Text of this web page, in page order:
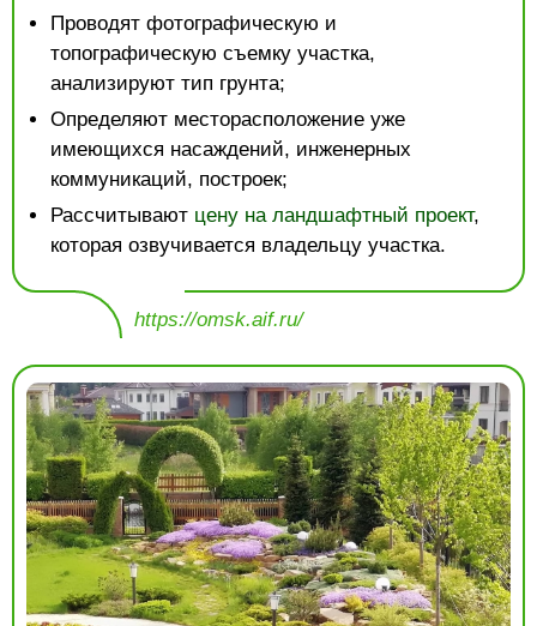
Проводят фотографическую и
топографическую съемку участка,
анализируют тип грунта;
Определяют месторасположение уже
имеющихся насаждений, инженерных
коммуникаций, построек;
Рассчитывают цену на ландшафтный проект,
которая озвучивается владельцу участка.
https://omsk.aif.ru/